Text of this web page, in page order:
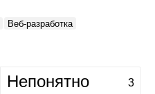
Веб‑разработка
Непонятно 3